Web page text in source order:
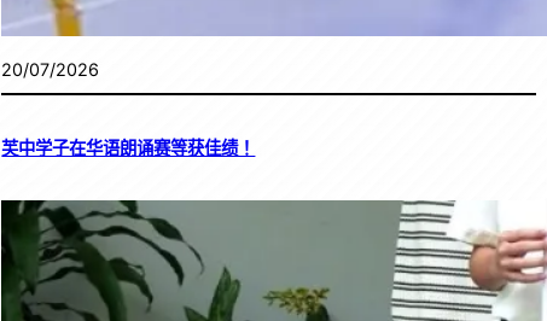
20/07/2026
芙中学子在华语朗诵赛等获佳绩！